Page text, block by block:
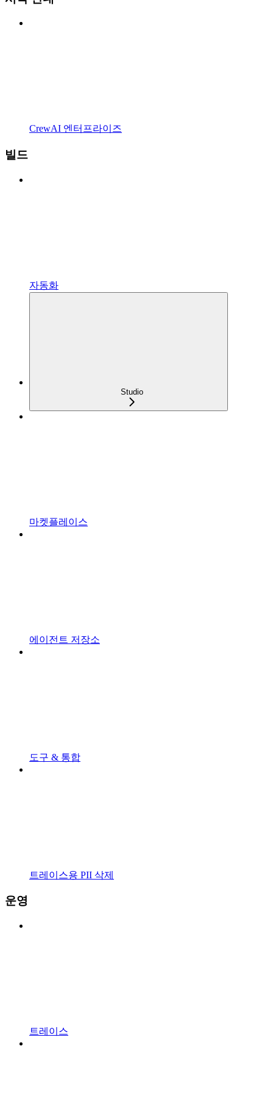
CrewAI 엔터프라이즈
빌드
자동화
Studio
마켓플레이스
에이전트 저장소
도구 & 통합
트레이스용 PII 삭제
운영
트레이스